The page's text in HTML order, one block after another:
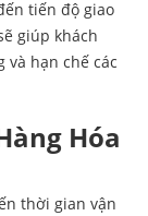
tiến độ giao
giúp khách
hạn chế các
Hóa
thời gian vận